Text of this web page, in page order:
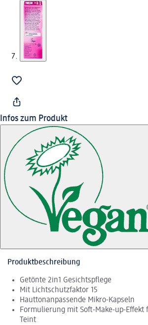
Infos zum Produkt
Produktbeschreibung
Getönte 2in1 Gesichtspflege
Mit Lichtschutzfaktor 15
Hauttonanpassende Mikro-Kapseln
Formulierung mit Soft-Make-up-
Teint